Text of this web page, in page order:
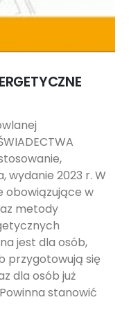
wydanie 2023 r. W
obowiązujące w
metody
jest dla osób,
przygotowują się
dla osób już
stanowić